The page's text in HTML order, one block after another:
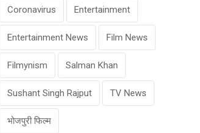
Coronavirus Entertainment
Entertainment News Film News
Filmynism Salman Khan
Sushant Singh Rajput TV News
भोजपुरी फिल्म